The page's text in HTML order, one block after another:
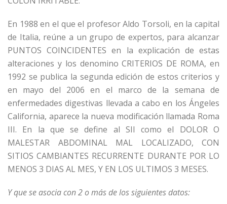
En 1988 en el que el profesor Aldo Torsoli, en la capital
de Italia, reúne a un grupo de expertos, para alcanzar
PUNTOS COINCIDENTES en la explicación de estas
alteraciones y los denomino CRITERIOS DE ROMA, en
1992 se publica la segunda edición de estos criterios y
en mayo del 2006 en el marco de la semana de
enfermedades digestivas llevada a cabo en los Ángeles
California, aparece la nueva modificación llamada Roma
III. En la que se define al SII como el DOLOR O
MALESTAR ABDOMINAL MAL LOCALIZADO, CON
SITIOS CAMBIANTES RECURRENTE DURANTE POR LO
MENOS 3 DIAS AL MES, Y EN LOS ULTIMOS 3 MESES.
Y que se asocia con 2 o más de los siguientes datos: